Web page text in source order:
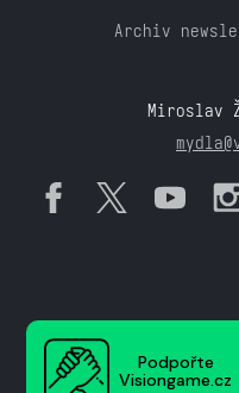
Archiv
Miroslav
Podpořte
Visiongame.cz